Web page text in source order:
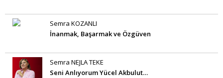
Semra KOZANLI
İnanmak, Başarmak ve Özgüven
Semra NEJLA TEKE
Seni Anlıyorum Yücel Akbulut…